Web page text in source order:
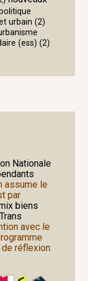
urbain (2)
(ess) (2)
Nationale
assume le
par
biens
Trans
avec le
réflexion